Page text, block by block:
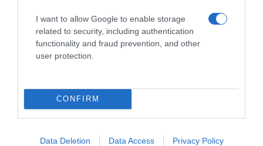
I want to allow Google to enable storage
related to security, including authentication
functionality and fraud prevention, and other
user protection.
CONFIRM
Data Deletion Data Access Privacy Policy
Μεξικό και Αργεντινή στηρίζουν τον
Ινφαντίνο, ενώ συνεχίζεται η κρίση
στη FIFA
αποσυρμένη- πρόταση πώλησης μέρους των εμπορικών
δικαιωμάτων του Παγκοσμίου Κυπέλλου